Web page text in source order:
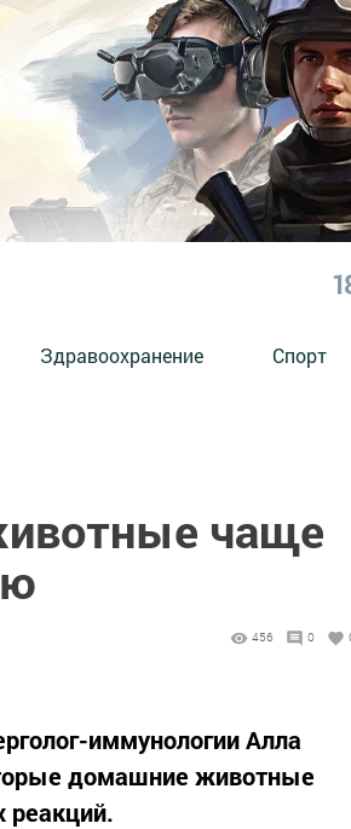
Здравоохранение Спорт
чаще
456 0
иммунологии Алла
домашние животные
реакций.